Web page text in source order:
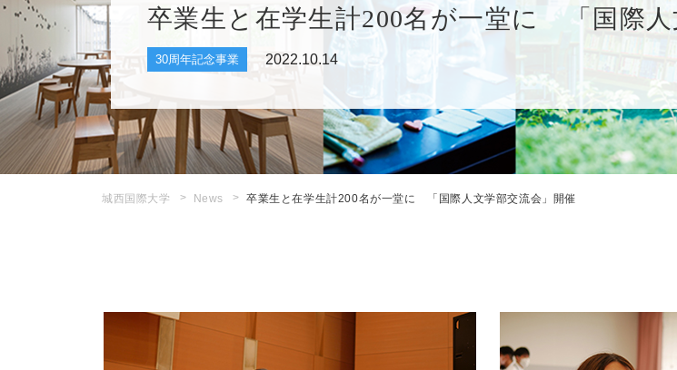
卒業生と在学生計200名が一堂に 「国際人
30周年記念事業 2022.10.14
城西国際大学 News 卒業生と在学生計200名が一堂に 「国際人文学部交流会」開催